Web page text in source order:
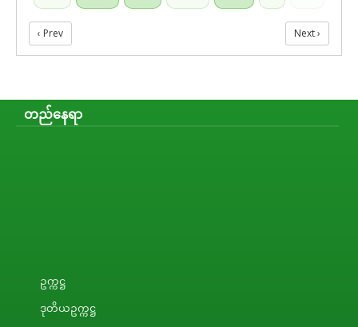
‹ Prev Next ›
တည်နေရာ
ဥက္ကဋ္ဌ
ဒုတိယဥက္ကဋ္ဌ